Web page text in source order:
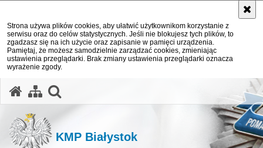
Strona używa plików cookies, aby ułatwić użytkownikom korzystanie z
serwisu oraz do celów statystycznych. Jeśli nie blokujesz tych plików, to
zgadzasz się na ich użycie oraz zapisanie w pamięci urządzenia.
Pamiętaj, że możesz samodzielnie zarządzać cookies, zmieniając
ustawienia przeglądarki. Brak zmiany ustawienia przeglądarki oznacza
wyrażenie zgody.
KMP Białystok